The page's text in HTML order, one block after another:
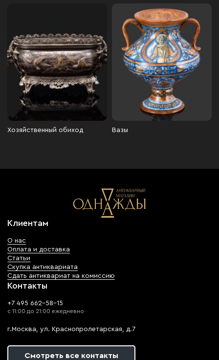
Хозяйственный обиход Вазы
Клиентам
О нас
Оплата и доставка
Статьи
Скупка антиквариата
Сдать антиквариат на комиссию
Контакты
+7 495 662-58-15
с 11:00 до 21:00 ежедневно
г.Москва, ул. Краснопролетарская, д.7
Смотреть все контакты